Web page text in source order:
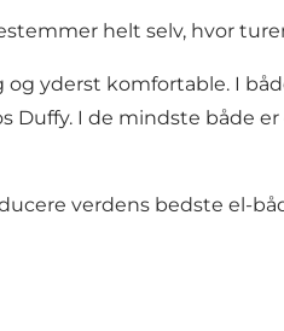
helt selv, hvor
yderst komfortable. I
I de mindste både er
verdens bedste el-